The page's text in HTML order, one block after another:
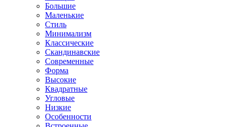
Большие
Маленькие
Стиль
Минимализм
Классические
Скандинавские
Современные
Форма
Высокие
Квадратные
Угловые
Низкие
Особенности